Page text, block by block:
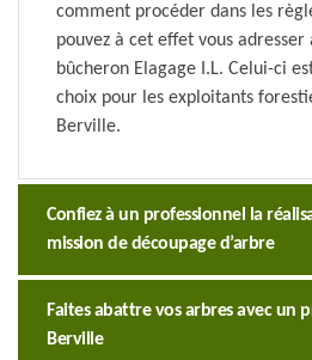
comment procéder dans les
pouvez à cet effet vous adresser
bûcheron Elagage I.L. Celui-ci
choix pour les exploitants
Berville.
Confiez à un professionnel la
mission de découpage d’arbre
Faites abattre vos arbres avec un
Berville